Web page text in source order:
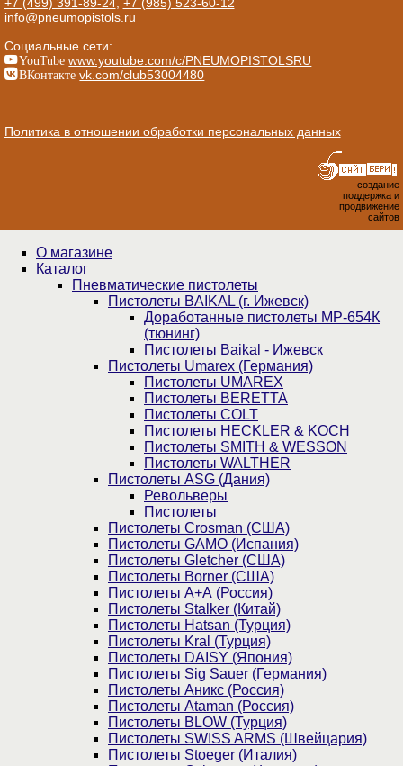
+7 (499) 391-89-24, +7 (985) 523-60-12
info@pneumopistols.ru
Социальные сети:
YouTube www.youtube.com/c/PNEUMOPISTOLSRU
ВКонтакте vk.com/club53004480
Политика в отношении обработки персональных данных
создание
поддержка и
продвижение
сайтов
О магазине
Каталог
Пнев­ма­ти­чес­кие пистолеты
Пистолеты BAIKAL (г. Ижевск)
Доработанные пистолеты МР-654К
(тюнинг)
Пистолеты Baikal - Ижевск
Пистолеты Umarex (Германия)
Пистолеты UMAREX
Пистолеты BERETTA
Пистолеты COLT
Пистолеты HECKLER & KOCH
Пистолеты SMITH & WESSON
Пистолеты WALTHER
Пистолеты ASG (Дания)
Револьверы
Пистолеты
Пистолеты Crosman (США)
Пистолеты GAMO (Испания)
Пистолеты Gletcher (США)
Пистолеты Borner (США)
Пистолеты А+А (Россия)
Пистолеты Stalker (Китай)
Пистолеты Hatsan (Турция)
Пистолеты Kral (Турция)
Пистолеты DAISY (Япония)
Пистолеты Sig Sauer (Германия)
Пистолеты Аникс (Россия)
Пистолеты Ataman (Россия)
Пистолеты BLOW (Турция)
Пистолеты SWISS ARMS (Швейцария)
Пистолеты Stoeger (Италия)